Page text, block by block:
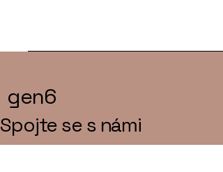
gen6
Spojte se s námi